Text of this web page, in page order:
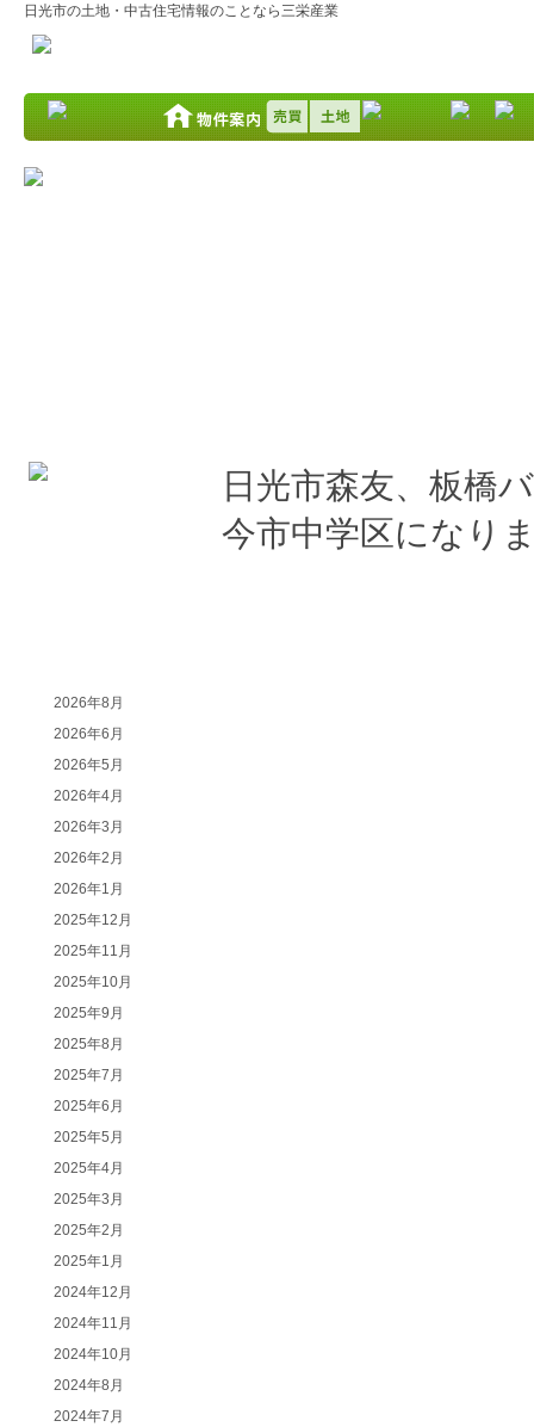
日光市の土地・中古住宅情報のことなら三栄産業
日光市森友、板橋
今市中学区になり
2026年8月
2026年6月
2026年5月
2026年4月
2026年3月
2026年2月
2026年1月
2025年12月
2025年11月
2025年10月
2025年9月
2025年8月
2025年7月
2025年6月
2025年5月
2025年4月
2025年3月
2025年2月
2025年1月
2024年12月
2024年11月
2024年10月
2024年8月
2024年7月